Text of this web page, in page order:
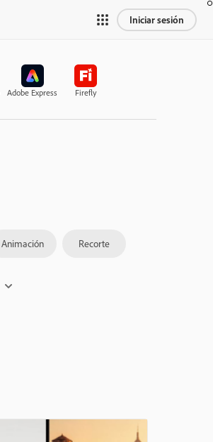
Iniciar sesión
Adobe Express Firefly
Animación Recorte